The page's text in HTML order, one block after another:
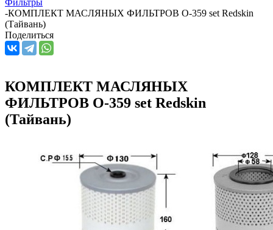
-КОМПЛЕКТ МАСЛЯНЫХ ФИЛЬТРОВ O-359 set Redskin
(Тайвань)
Поделиться
КОМПЛЕКТ МАСЛЯНЫХ
ФИЛЬТРОВ O-359 set Redskin
(Тайвань)